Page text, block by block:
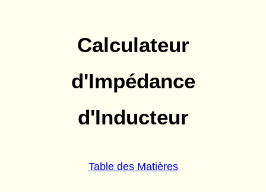
Calculateur
d'Impédance
d'Inducteur
Table des Matières